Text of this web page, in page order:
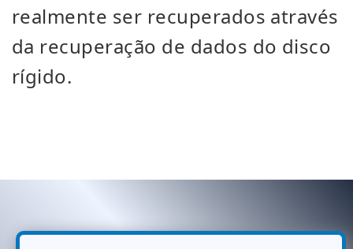
realmente ser recuperados através
da recuperação de dados do disco
rígido.